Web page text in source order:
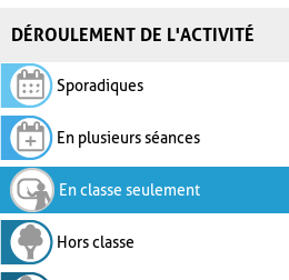
DÉROULEMENT DE L'ACTIVITÉ
Sporadiques
En plusieurs séances
En classe seulement
Hors classe